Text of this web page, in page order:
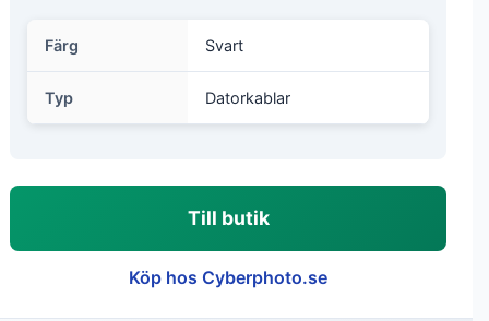
Färg Svart
Typ Datorkablar
Till butik
Köp hos Cyberphoto.se